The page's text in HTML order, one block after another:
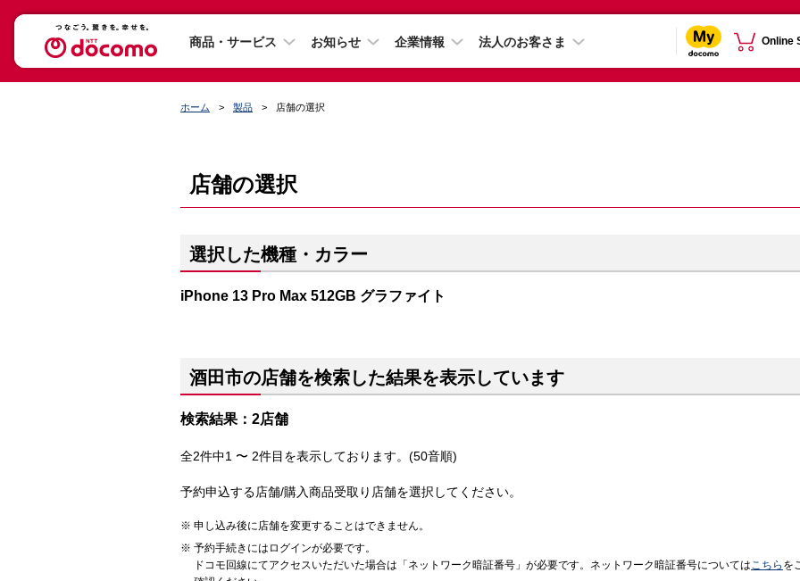
商品・サービス お知らせ 企業情報 法人のお客さま Online
ホーム 製品 店舗の選択
店舗の選択
選択した機種・カラー
iPhone 13 Pro Max 512GB グラファイト
酒田市の店舗を検索した結果を表示しています
検索結果：2店舗
全2件中1 〜 2件目を表示しております。(50音順)
予約申込する店舗/購入商品受取り店舗を選択してください。
申し込み後に店舗を変更することはできません。
予約手続きにはログインが必要です。
ドコモ回線にてアクセスいただいた場合は「ネットワーク暗証番号」が必要です。ネットワーク暗証番号についてはこちら を